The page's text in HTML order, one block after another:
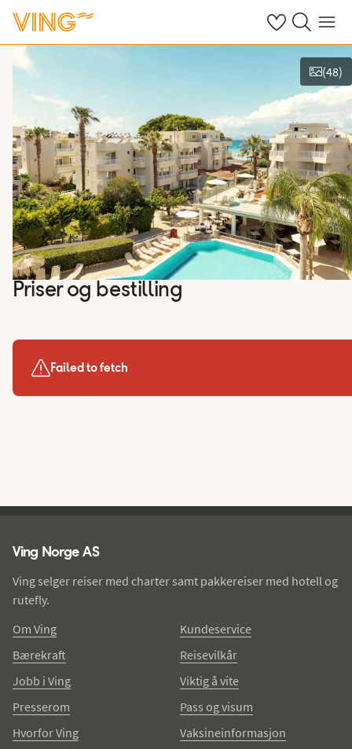
Se dine sparte
Søk påMeny
Vis bilder
(48)
Priser og bestilling
Failed to fetch
Ving Norge AS
Ving selger reiser med charter samt pakkereiser med hotell og
rutefly.
Om Ving
Bærekraft
Jobb i Ving
Presserom
Hvorfor Ving
Kundeservice
Reisevilkår
Viktig å vite
Pass og visum
Vaksineinformasjon